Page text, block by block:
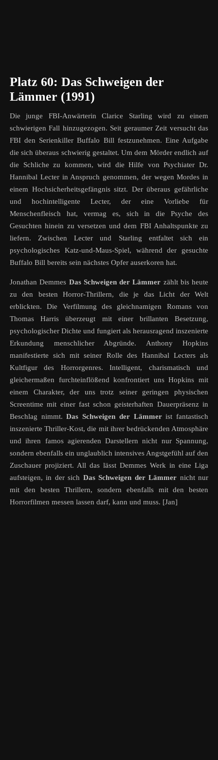
Platz 60: Das Schweigen der
Lämmer (1991)
Die junge FBI-Anwärterin Clarice Starling wird zu einem
schwierigen Fall hinzugezogen. Seit geraumer Zeit versucht das
FBI den Serienkiller Buffalo Bill festzunehmen. Eine Aufgabe
die sich überaus schwierig gestaltet. Um dem Mörder endlich auf
die Schliche zu kommen, wird die Hilfe von Psychiater Dr.
Hannibal Lecter in Anspruch genommen, der wegen Mordes in
einem Hochsicherheitsgefängnis sitzt. Der überaus gefährliche
und hochintelligente Lecter, der eine Vorliebe für
Menschenfleisch hat, vermag es, sich in die Psyche des
Gesuchten hinein zu versetzen und dem FBI Anhaltspunkte zu
liefern. Zwischen Lecter und Starling entfaltet sich ein
psychologisches Katz-und-Maus-Spiel, während der gesuchte
Buffalo Bill bereits sein nächstes Opfer auserkoren hat.
Jonathan Demmes Das Schweigen der Lämmer zählt bis heute
zu den besten Horror-Thrillern, die je das Licht der Welt
erblickten. Die Verfilmung des gleichnamigen Romans von
Thomas Harris überzeugt mit einer brillanten Besetzung,
psychologischer Dichte und fungiert als herausragend inszenierte
Erkundung menschlicher Abgründe. Anthony Hopkins
manifestierte sich mit seiner Rolle des Hannibal Lecters als
Kultfigur des Horrorgenres. Intelligent, charismatisch und
gleichermaßen furchteinflößend konfrontiert uns Hopkins mit
einem Charakter, der uns trotz seiner geringen physischen
Screentime mit einer fast schon geisterhaften Dauerpräsenz in
Beschlag nimmt.Das Schweigen der Lämmerist fantastisch
inszenierte Thriller-Kost, die mit ihrer bedrückenden Atmosphäre
und ihren famos agierenden Darstellern nicht nur Spannung,
sondern ebenfalls ein unglaublich intensives Angstgefühl auf den
Zuschauer projiziert. All das lässt Demmes Werk in eine Liga
aufsteigen, in der sich Das Schweigen der Lämmer nicht nur
mit den besten Thrillern, sondern ebenfalls mit den besten
Horrorfilmen messen lassen darf, kann und muss. [Jan]